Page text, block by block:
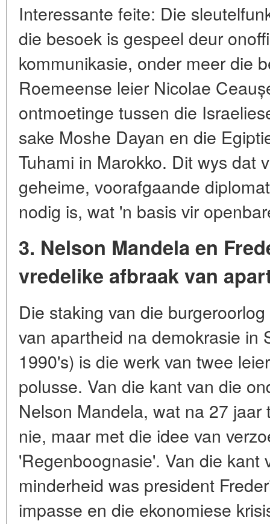
Interessante feite: Die
die besoek is gespeel deur
kommunikasie, onder meer die
Roemeense leier Nicolae
ontmoetinge tussen die
sake Moshe Dayan en die
Tuhami in Marokko. Dit wys dat
geheime, voorafgaande
nodig is, wat 'n basis vir
3. Nelson Mandela en
vredelike afbraak van
Die staking van die
van apartheid na demokrasie in
1990's) is die werk van twee
polusse. Van die kant van die
Nelson Mandela, wat na 27
nie, maar met die idee van
'Regenboognasie'. Van die kant
minderheid was president
impasse en die ekonomiese